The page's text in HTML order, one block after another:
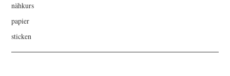
nähkurs
papier
sticken